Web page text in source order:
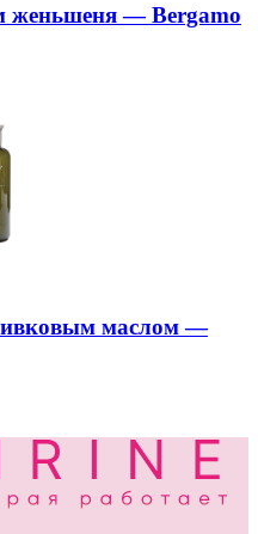
женьшеня — Bergamo
маслом —